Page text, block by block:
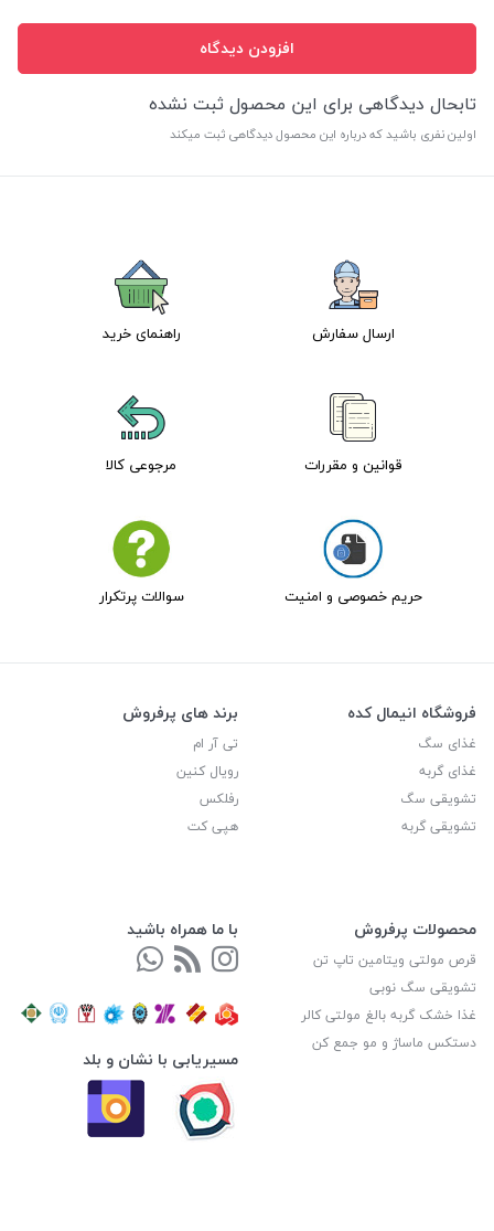
افزودن دیدگاه
تابحال دیدگاهی برای این محصول ثبت نشده
اولین نفری باشید که درباره این محصول دیدگاهی ثبت میکند
ارسال سفارش راهنمای خرید
قوانین و مقررات مرجوعی کالا
حریم خصوصی و امنیت سوالات پرتکرار
فروشگاه انیمال کده
غذای سگ
غذای گربه
تشویقی سگ
تشویقی گربه
برند های پرفروش
تی آر ام
رویال کنین
رفلکس
هپی کت
محصولات پرفروش
قرص مولتی ویتامین تاپ تن
تشویقی سگ نوبی
غذا خشک گربه بالغ مولتی کالر
دستکس ماساژ و مو جمع کن
با ما همراه باشید
مسیریابی با نشان و بلد